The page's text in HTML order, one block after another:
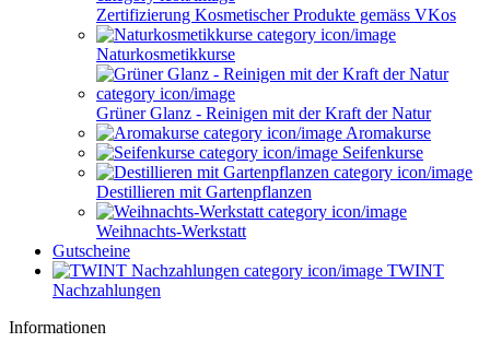
Zertifizierung Kosmetischer Produkte gemäss VKos
Naturkosmetikkurse
Grüner Glanz - Reinigen mit der Kraft der Natur
Aromakurse
Seifenkurse
Destillieren mit Gartenpflanzen
Weihnachts-Werkstatt
Gutscheine
TWINT
Nachzahlungen
Informationen